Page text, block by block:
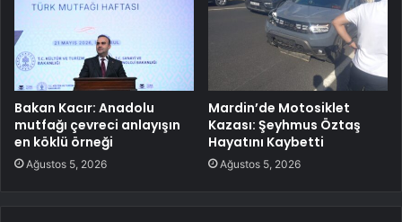
Bakan Kacır: Anadolu
mutfağı çevreci anlayışın
en köklü örneği
Ağustos 5, 2026
Mardin’de Motosiklet
Kazası: Şeyhmus Öztaş
Hayatını Kaybetti
Ağustos 5, 2026